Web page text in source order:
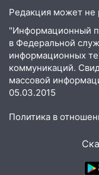
после
затопленные
14:28 Ураган
Деева в
14:26 Жители
пытаются
дождавшись
на улице
Редакция может не
"Информационный
в Федеральной
информационных
коммуникаций.
массовой
05.03.2015
Политика в